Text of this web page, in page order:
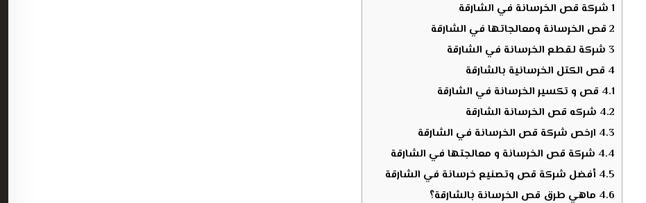
1شركة قص الخرسانة في الشارقة
2قص الخرسانة ومعالجاتها في الشارقة
3شركة لقطع الخرسانة في الشارقة
4 قص الكتل الخرسانية بالشارقة
4.1 قص و تكسير الخرسانة في الشارقة
4.2 شركه قص الخرسانة الشارقة
4.3 ارخص شركة قص الخرسانة في الشارقة
4.4 شركة قص الخرسانة و معالجتها في الشارقة
4.5 أفضل شركة قص وتصنيع خرسانة في الشارقة
4.6 ماهي طرق قص الخرسانة بالشارقة؟